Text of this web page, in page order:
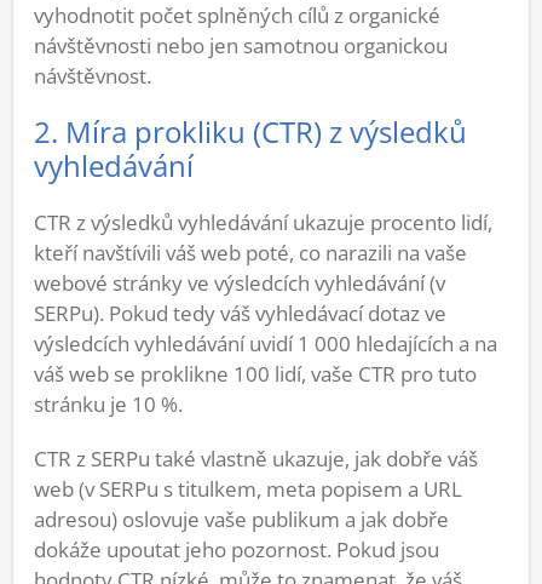
vyhodnotit počet splněných cílů z organické
návštěvnosti nebo jen samotnou organickou
návštěvnost.
2. Míra prokliku (CTR) z výsledků
vyhledávání
CTR z výsledků vyhledávání ukazuje procento lidí,
kteří navštívili váš web poté, co narazili na vaše
webové stránky ve výsledcích vyhledávání (v
SERPu). Pokud tedy váš vyhledávací dotaz ve
výsledcích vyhledávání uvidí 1 000 hledajících a na
váš web se proklikne 100 lidí, vaše CTR pro tuto
stránku je 10 %.
CTR z SERPu také vlastně ukazuje, jak dobře váš
web (v SERPu s titulkem, meta popisem a URL
adresou) oslovuje vaše publikum a jak dobře
dokáže upoutat jeho pozornost. Pokud jsou